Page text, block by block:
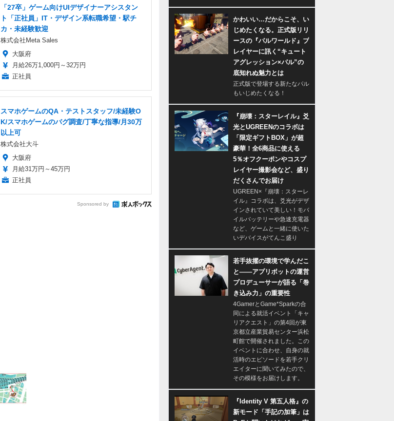
「27卒」ゲーム向けUIデザイナーアシスタン
ト「正社員」IT・デザイン系転職希望・駅チ
カ・未経験歓迎
株式会社Meta Sales
大阪府
月給26万1,000円～32万円
正社員
スマホゲームのQA・テストスタッフ/未経験O
K/スマホゲームのバグ調査/丁寧な指導/月30万
以上可
株式会社大斗
大阪府
月給31万円～45万円
正社員
Sponsored by
かわいい…だからこそ、い
じめたくなる。正式版リリ
ースの『パルワールド』プ
レイヤーに訊く“キュート
アグレッション×パル”の
底知れぬ魅力とは
正式版で登場する新たなパル
もいじめたくなる！
『崩壊：スターレイル』爻
光とUGREENのコラボは
「限定ギフトBOX」が超
豪華！全6商品に使える
5％オフクーポンやコスプ
レイヤー撮影会など、盛り
だくさんでお届け
UGREEN×『崩壊：スターレ
イル』コラボは、爻光がデザ
インされていて美しい！モバ
イルバッテリーや急速充電器
など、ゲームと一緒に使いた
いデバイスがてんこ盛り
若手抜擢の環境で学んだこ
と――アプリボットの運営
プロデューサーが語る「巻
き込み力」の重要性
4GamerとGame*Sparkの合
同による就活イベント「キャ
リアクエスト」の第4回が東
京都立産業貿易センター浜松
町館で開催されました。この
イベントに合わせ、自身の就
活時のエピソードを若手クリ
エイターに聞いてみたので、
その模様をお届けします。
『Identity V 第五人格』の
新モード「手記の加筆」は